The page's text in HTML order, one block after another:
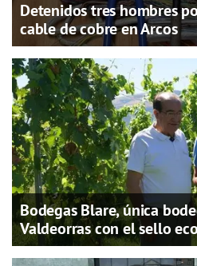
Detenidos tres hombres
cable de cobre en Arcos
Bodegas Blare, única
Valdeorras con el sello